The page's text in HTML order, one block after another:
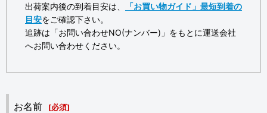
出荷案内後の到着目安は、
「お買い物ガイド」最短到着の
目安をご確認下さい。
追跡は「お問い合わせNO(ナンバー)」をもとに運送会社
へお問い合わせください。
お名前 [必須]